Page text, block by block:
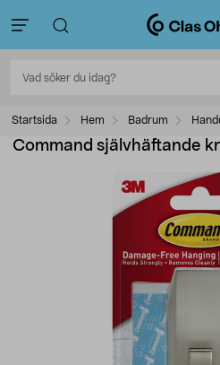
Startsida Hem Badrum
Command självhäftande